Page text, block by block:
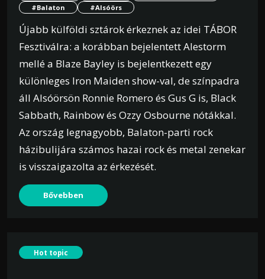
#Balaton
#Alsóörs
Újabb külföldi sztárok érkeznek az idei TÁBOR
Fesztiválra: a korábban bejelentett Alestorm
mellé a Blaze Bayley is bejelentkezett egy
különleges Iron Maiden show-val, de színpadra
áll Alsóörsön Ronnie Romero és Gus G is, Black
Sabbath, Rainbow és Ozzy Osbourne nótákkal.
Az ország legnagyobb, Balaton-parti rock
házibulijára számos hazai rock és metal zenekar
is visszaigazolta az érkezését.
Bővebben
Hot topic